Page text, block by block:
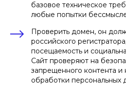
базовое техническое
любые попытки
Проверить домен, он
российского
посещаемость и
Сайт проверяют на
запрещенного контента и
обработки персональных